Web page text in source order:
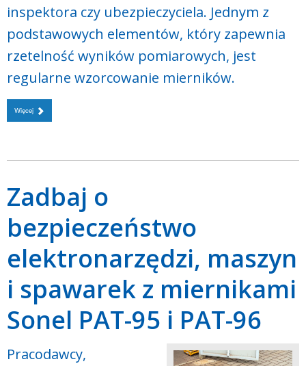
inspektora czy ubezpieczyciela. Jednym z
podstawowych elementów, który zapewnia
rzetelność wyników pomiarowych, jest
regularne wzorcowanie mierników.
Więcej
Zadbaj o
bezpieczeństwo
elektronarzędzi, maszyn
i spawarek z miernikami
Sonel PAT-95 i PAT-96
Pracodawcy,